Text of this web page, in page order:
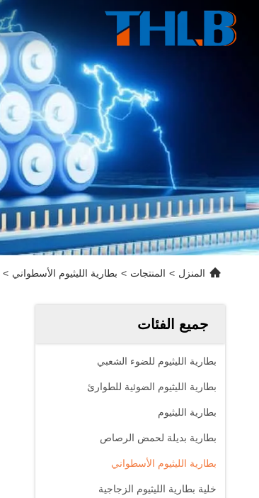
المنزل > المنتجات > بطارية الليثيوم الأسطواني >
جميع الفئات
بطارية الليثيوم للضوء الشعبي
بطارية الليثيوم الضوئية للطوارئ
بطارية الليثيوم
بطارية بديلة لحمض الرصاص
بطارية الليثيوم الأسطواني
خلية بطارية الليثيوم الزجاجية